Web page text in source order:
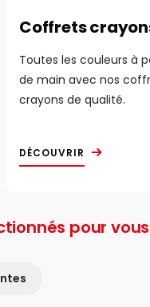
Coffrets
Toutes les couleurs à
de main avec nos
crayons de qualité.
DÉCOUVRIR
pour vous